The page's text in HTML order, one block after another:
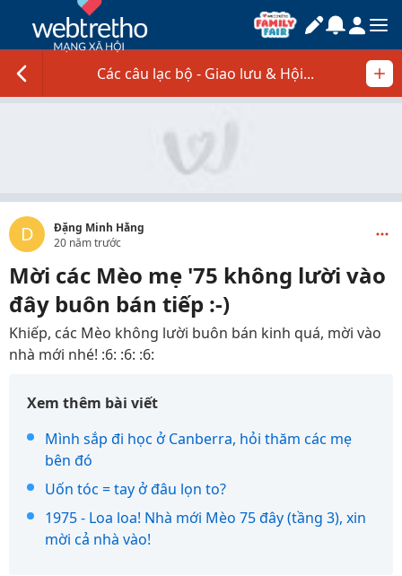
Các câu lạc bộ - Giao lưu & Hội...
D
Đặng Minh Hằng
20 năm trước
Mời các Mèo mẹ '75 không lười vào
đây buôn bán tiếp :-)
Khiếp, các Mèo không lười buôn bán kinh quá, mời vào
nhà mới nhé! :6: :6: :6:
Xem thêm bài viết
Mình sắp đi học ở Canberra, hỏi thăm các mẹ
bên đó
Uốn tóc = tay ở đâu lọn to?
1975 - Loa loa! Nhà mới Mèo 75 đây (tầng 3), xin
mời cả nhà vào!